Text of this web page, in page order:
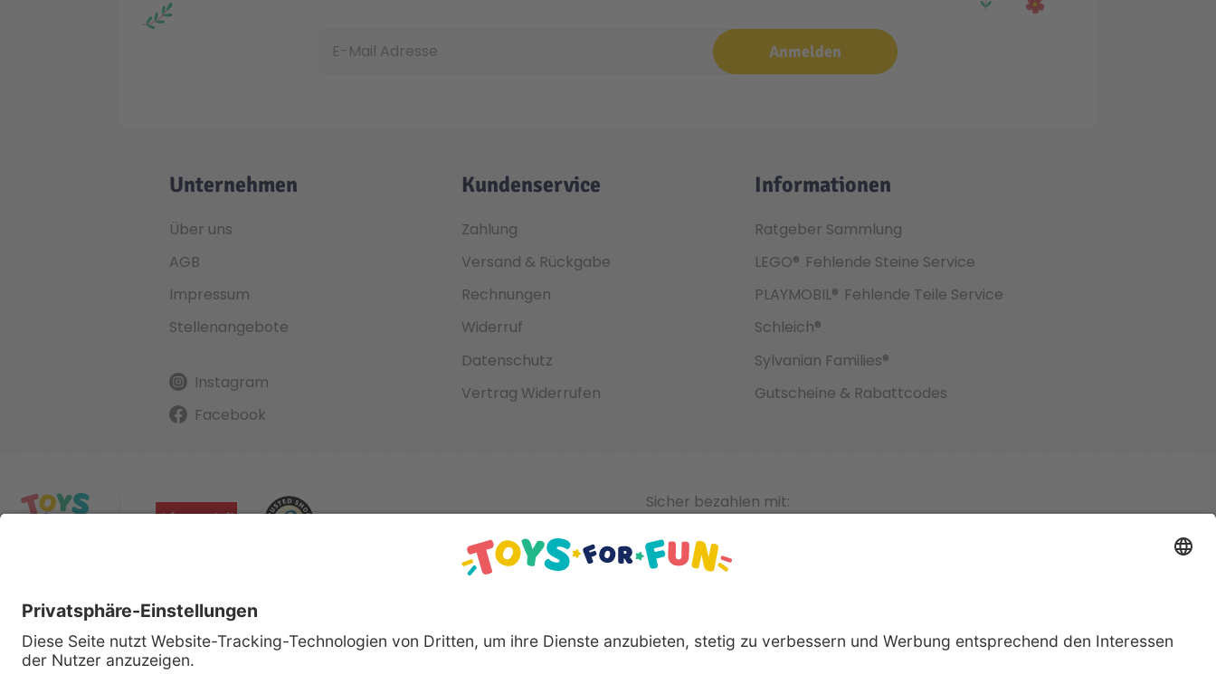
Anmelden
Unternehmen
Über uns
AGB
Impressum
Stellenangebote
Instagram
Facebook
Kundenservice
Zahlung
Versand & Rückgabe
Rechnungen
Widerruf
Datenschutz
Vertrag Widerrufen
Informationen
Ratgeber Sammlung
LEGO® Fehlende Steine Service
PLAYMOBIL® Fehlende Teile Service
Schleich®
Sylvanian Families®
Gutscheine & Rabattcodes
Sicher bezahlen mit: